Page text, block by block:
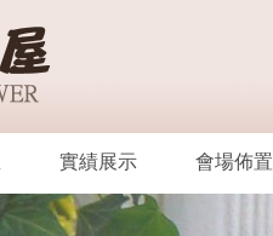
實績展示 會場佈置